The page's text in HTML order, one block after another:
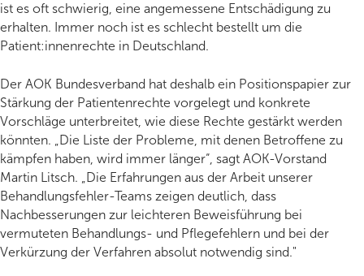
Podcast
Workshops und Kurse
BVAKT Kurse
Termine
Trainer:innen finden
Gratis Angebot
Weiterbildung
Für Organisationen
Blog
Shop
ist es oft schwierig, eine angemessene Entschädigung zu
erhalten. Immer noch ist es schlecht bestellt um die
Patient:innenrechte in Deutschland.
Der AOK Bundesverband hat deshalb ein Positionspapier zur
Stärkung der Patientenrechte vorgelegt und konkrete
Vorschläge unterbreitet, wie diese Rechte gestärkt werden
könnten. „Die Liste der Probleme, mit denen Betroffene zu
kämpfen haben, wird immer länger“, sagt AOK-Vorstand
Martin Litsch. „Die Erfahrungen aus der Arbeit unserer
Behandlungsfehler-Teams zeigen deutlich, dass
Nachbesserungen zur leichteren Beweisführung bei
vermuteten Behandlungs- und Pflegefehlern und bei der
Verkürzung der Verfahren absolut notwendig sind."